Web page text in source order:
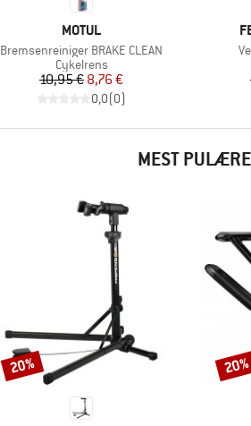
MÆRKE
MOTUL
Artikel
Bremsenreiniger BRAKE CLEAN
Produktgruppe
Cykelrens
Pris
10,95 €Nedsat pris
8,76 €
0,0(0)
MEST
Rabat
20% Rabat
20%